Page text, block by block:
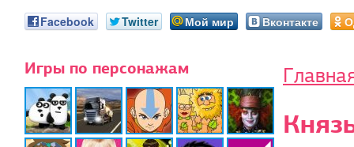
Facebook Twitter Мой мир Вконтакте
Игры по персонажам